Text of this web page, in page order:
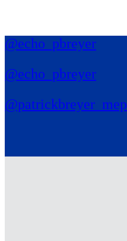
@echo_pbreyer
@echo_pbreyer
@patrickbreyer_mep